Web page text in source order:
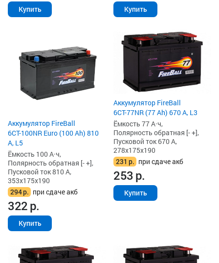
Купить Купить
Аккумулятор FireBall
6СТ-100NR Euro (100 Ah) 810
А, L5
Ёмкость 100 А·ч,
Полярность обратная [- +],
Пусковой ток 810 А,
353x175x190
294р. при сдаче акб
322р.
Купить
Аккумулятор FireBall
6СТ-77NR (77 Ah) 670 А, L3
Ёмкость 77 А·ч,
Полярность обратная [- +],
Пусковой ток 670 А,
278x175x190
231 р. при сдаче акб
253р.
Купить